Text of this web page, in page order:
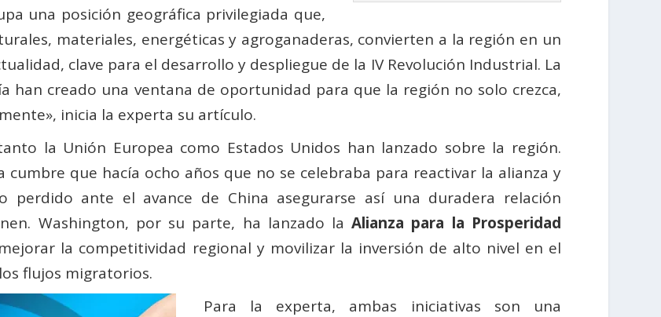
una posición geográfica privilegiada que,
materiales, energéticas y agroganaderas, convierten a la región en un
clave para el desarrollo y despliegue de la IV Revolución Industrial. La
han creado una ventana de oportunidad para que la región no solo crezca,
inicia la experta su artículo.
la Unión Europea como Estados Unidos han lanzado sobre la región.
cumbre que hacía ocho años que no se celebraba para reactivar la alianza y
ante el avance de China asegurarse así una duradera relación
Washington, por su parte, ha lanzado laAlianza para la Prosperidad
la competitividad regional y movilizar la inversión de alto nivel en el
flujos migratorios.
Para la experta, ambas iniciativas son una